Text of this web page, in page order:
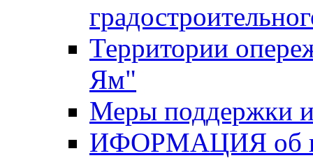
Территории
Ям"
Меры поддержки
ИФОРМАЦИЯ об